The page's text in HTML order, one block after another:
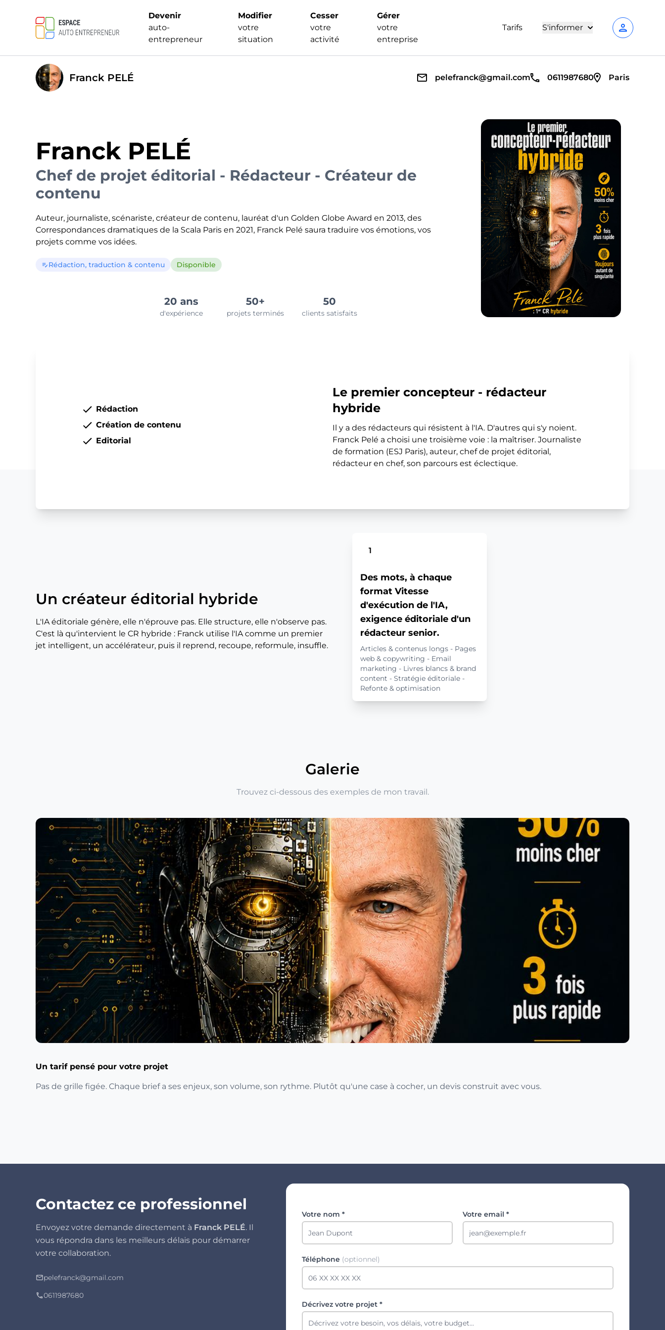
Devenir
auto-
entrepreneur
Modifier
votre
situation
Cesser
votre
activité
Gérer
votre
entreprise
Tarifs S'informer person
Franck PELÉ pelefranck@gmail.com 0611987680 Paris
Franck PELÉ
Chef de projet éditorial - Rédacteur - Créateur de
contenu
Auteur, journaliste, scénariste, créateur de contenu, lauréat d'un Golden Globe Award en 2013, des
Correspondances dramatiques de la Scala Paris en 2021, Franck Pelé saura traduire vos émotions, vos
projets comme vos idées.
edit_note Rédaction, traduction & contenu Disponible
20 ans
d'expérience
50+
projets terminés
50
clients satisfaits
Rédaction
Création de contenu
Editorial
Le premier concepteur - rédacteur
hybride
Il y a des rédacteurs qui résistent à l'IA. D'autres qui s'y noient.
Franck Pelé a choisi une troisième voie : la maîtriser. Journaliste
de formation (ESJ Paris), auteur, chef de projet éditorial,
rédacteur en chef, son parcours est éclectique.
Un créateur éditorial hybride
L'IA éditoriale génère, elle n'éprouve pas. Elle structure, elle n'observe pas.
C'est là qu'intervient le CR hybride : Franck utilise l'IA comme un premier
jet intelligent, un accélérateur, puis il reprend, recoupe, reformule, insuffle.
1
Des mots, à chaque
format Vitesse
d'exécution de l'IA,
exigence éditoriale d'un
rédacteur senior.
Articles & contenus longs - Pages
web & copywriting - Email
marketing - Livres blancs & brand
content - Stratégie éditoriale -
Refonte & optimisation
Galerie
Trouvez ci-dessous des exemples de mon travail.
Un tarif pensé pour votre projet
Pas de grille figée. Chaque brief a ses enjeux, son volume, son rythme. Plutôt qu'une case à cocher, un devis construit avec vous.
Contactez ce professionnel
Envoyez votre demande directement à Franck PELÉ. Il
vous répondra dans les meilleurs délais pour démarrer
votre collaboration.
mail_outlinepelefranck@gmail.com
phone0611987680
Votre nom * Votre email *
Téléphone (optionnel)
Décrivez votre projet *